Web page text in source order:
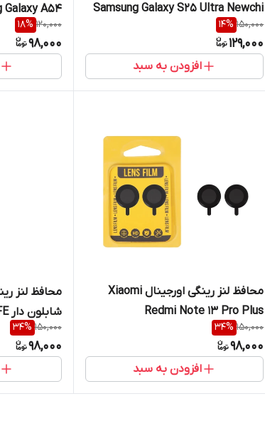
Samsung Galaxy S25 Ultra Newchi
150,000
14%
129,000
افزودن به سبد
Galaxy A54
120,000
18%
98,000
محافظ لنز رینگی اورجینال Xiaomi
Redmi Note 13 Pro Plus
150,000
34%
98,000
افزودن به سبد
محافظ لنز
شابلون دار Samsung Galaxy S23 FE
150,000
34%
98,000